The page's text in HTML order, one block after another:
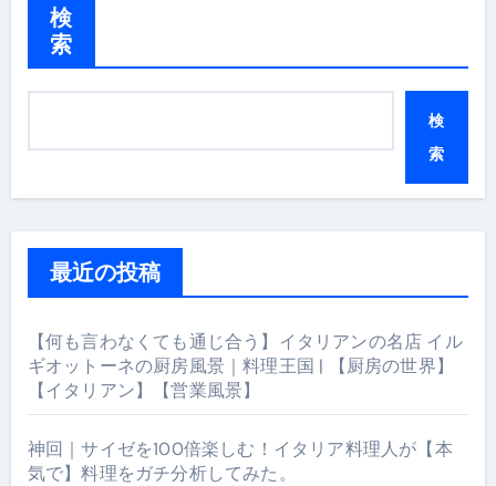
検
索
検
索
最近の投稿
【何も言わなくても通じ合う】イタリアンの名店 イル
ギオットーネの厨房風景｜料理王国 | 【厨房の世界】
【イタリアン】【営業風景】
神回｜サイゼを100倍楽しむ！イタリア料理人が【本
気で】料理をガチ分析してみた。